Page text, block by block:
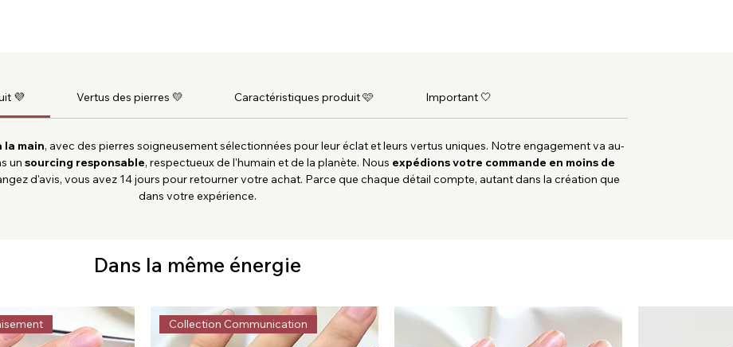
💜 Vertus des pierres 💛 Caractéristiques produit 🩷 Important 🤍
la main, avec des pierres soigneusement sélectionnées pour leur éclat et leurs vertus uniques. Notre engagement va au-
un sourcing responsable, respectueux de l'humain et de la planète. Nous expédions votre commande en moins de
d'avis, vous avez 14 jours pour retourner votre achat. Parce que chaque détail compte, autant dans la création que
dans votre expérience.
Dans la même énergie
Collection Communication